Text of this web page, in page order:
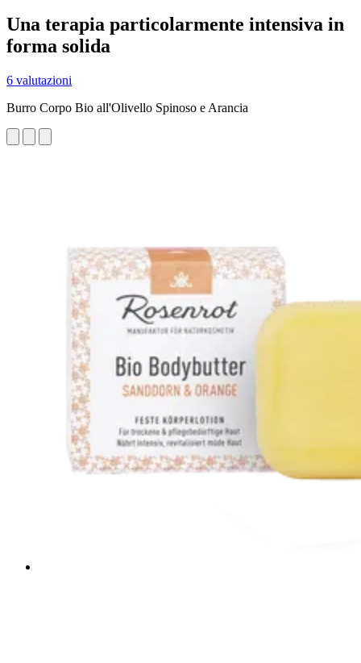
Una terapia particolarmente intensiva in
forma solida
6 valutazioni
Burro Corpo Bio all'Olivello Spinoso e Arancia